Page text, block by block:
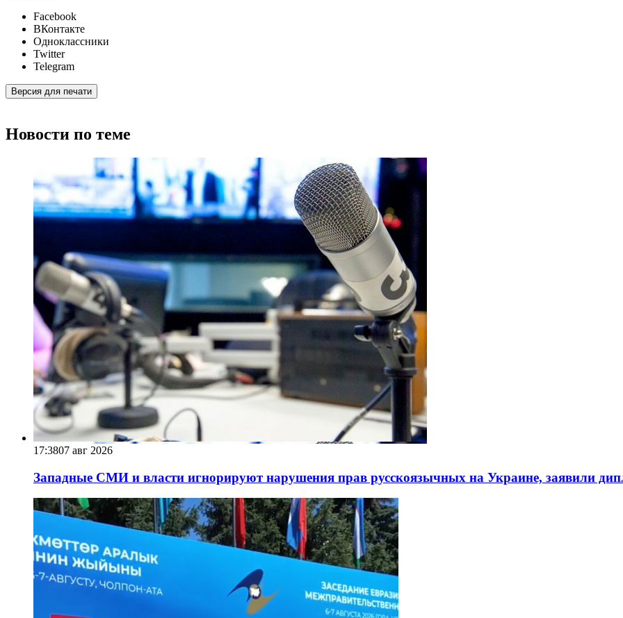
Facebook
ВКонтакте
Одноклассники
Twitter
Telegram
Версия для печати
Новости по теме
17:3807 авг 2026
Западные СМИ и власти игнорируют нарушения прав русскоязычных на Украине, заявили